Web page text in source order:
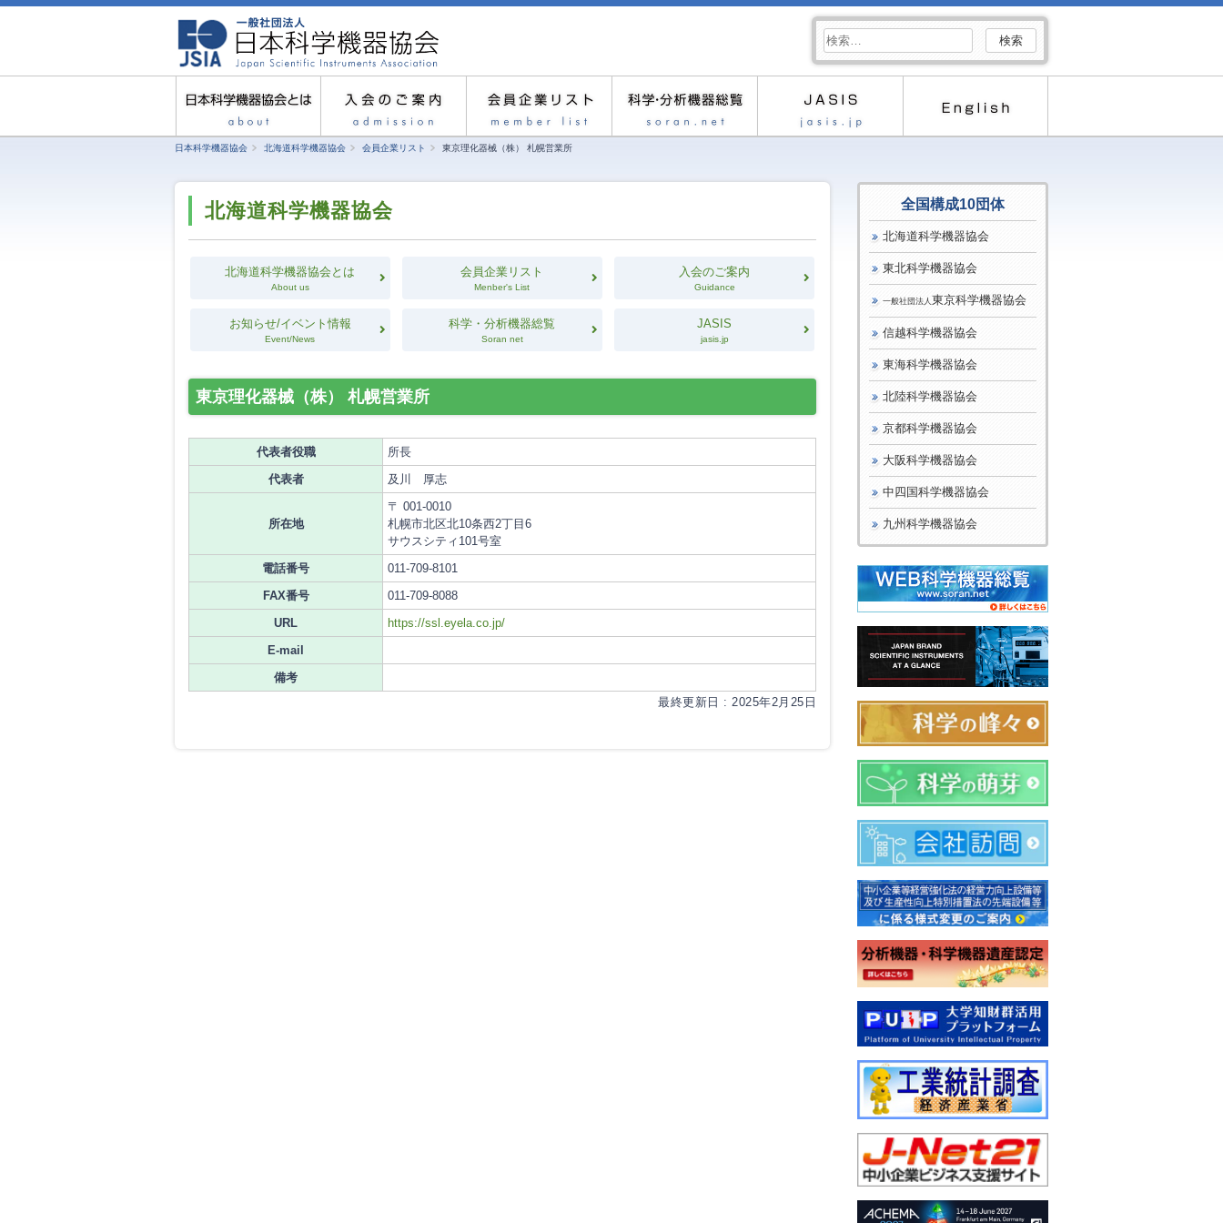
索:
日本科学機器協会 北海道科学機器協会 会員企業リスト 東京理化器械（株） 札幌営業所
北海道科学機器協会
北海道科学機器協会とは
About us
会員企業リスト
Menber's List
入会のご案内
Guidance
お知らせ/イベント情報
Event/News
科学・分析機器総覧
Soran net
JASIS
jasis.jp
東京理化器械（株） 札幌営業所
代表者役職
所長
代表者
及川 厚志
所在地
〒 001-0010
札幌市北区北10条西2丁目6
サウスシティ101号室
電話番号
011-709-8101
FAX番号
011-709-8088
URL
https://ssl.eyela.co.jp/
E-mail
備考
最終更新日 : 2025年2月25日
全国構成10団体
北海道科学機器協会
東北科学機器協会
一般社団法人 東京科学機器協会
信越科学機器協会
東海科学機器協会
北陸科学機器協会
京都科学機器協会
大阪科学機器協会
中四国科学機器協会
九州科学機器協会